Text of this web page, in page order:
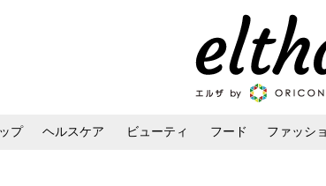
プ ヘルスケア ビューティ フード ファッシ